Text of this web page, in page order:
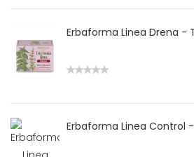
Erbaforma Linea Drena -
Erbaforma Linea Control